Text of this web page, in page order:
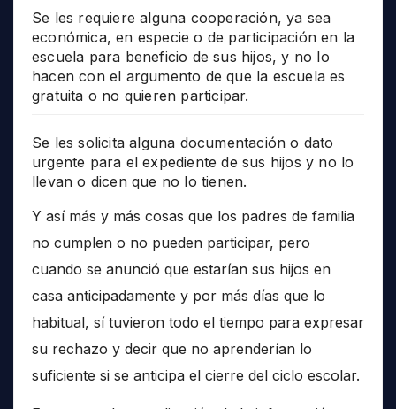
Se les requiere alguna cooperación, ya sea
económica, en especie o de participación en la
escuela para beneficio de sus hijos, y no lo
hacen con el argumento de que la escuela es
gratuita o no quieren participar.
Se les solicita alguna documentación o dato
urgente para el expediente de sus hijos y no lo
llevan o dicen que no lo tienen.
Y así más y más cosas que los padres de familia
no cumplen o no pueden participar, pero
cuando se anunció que estarían sus hijos en
casa anticipadamente y por más días que lo
habitual, sí tuvieron todo el tiempo para expresar
su rechazo y decir que no aprenderían lo
suficiente si se anticipa el cierre del ciclo escolar.